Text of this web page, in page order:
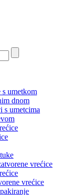
umetkom
dnom
s umetcima
vrećice
vrećice